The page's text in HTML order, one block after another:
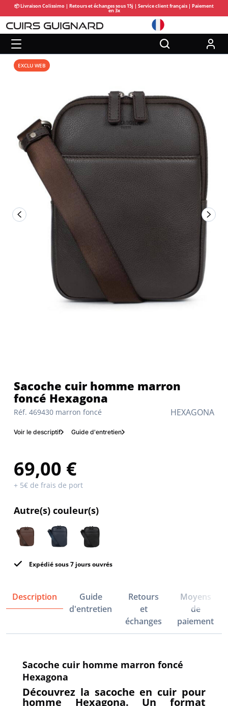
📦 Livraison Colissimo | Retours et échanges sous 15j | Service client français | Paiement
en 3x
HEXAGONA
Réf. 469430 marron foncé
Sacoche cuir homme marron
foncé Hexagona
Voir le descriptif Guide d'entretien
69,00 €
+ 5€ de frais de port
Autre(s) couleur(s)
Expédié sous 7 jours ouvrés
EXCLU WEB
Description
Guide
d'entretien
Retours
et
échanges
Moyens
de
paiement
Sacoche cuir homme marron foncé
Hexagona
Découvrez la sacoche en cuir pour
homme Hexagona. Un format